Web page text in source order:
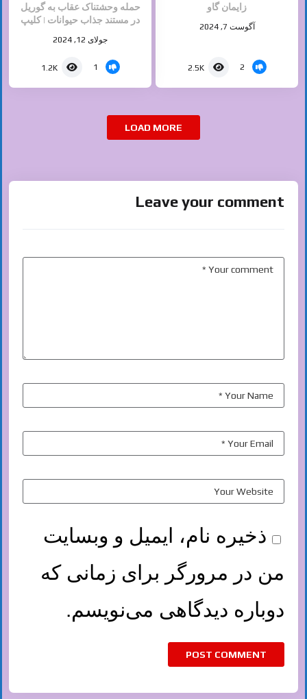
زایمان گاو
آگوست 7, 2024
2
2.5K
حمله وحشتناک عقاب به گوریل
در مستند جذاب حیوانات | کلیپ
جولای 12, 2024
1
1.2K
LOAD MORE
Leave your comment
ذخیره نام، ایمیل و وبسایت
من در مرورگر برای زمانی که
دوباره دیدگاهی می‌نویسم.